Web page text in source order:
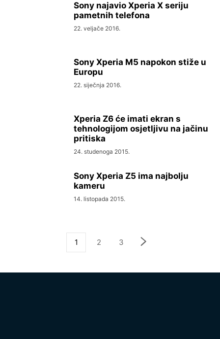
Sony najavio Xperia X seriju
pametnih telefona
22. veljače 2016.
Sony Xperia M5 napokon stiže u
Europu
22. siječnja 2016.
Xperia Z6 će imati ekran s
tehnologijom osjetljivu na jačinu
pritiska
24. studenoga 2015.
Sony Xperia Z5 ima najbolju
kameru
14. listopada 2015.
1 2 3